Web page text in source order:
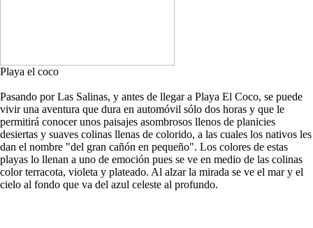
Playa el coco
Pasando por Las Salinas, y antes de llegar a Playa El Coco, se puede
vivir una aventura que dura en automóvil sólo dos horas y que le
permitirá conocer unos paisajes asombrosos llenos de planicies
desiertas y suaves colinas llenas de colorido, a las cuales los nativos les
dan el nombre "del gran cañón en pequeño". Los colores de estas
playas lo llenan a uno de emoción pues se ve en medio de las colinas
color terracota, violeta y plateado. Al alzar la mirada se ve el mar y el
cielo al fondo que va del azul celeste al profundo.